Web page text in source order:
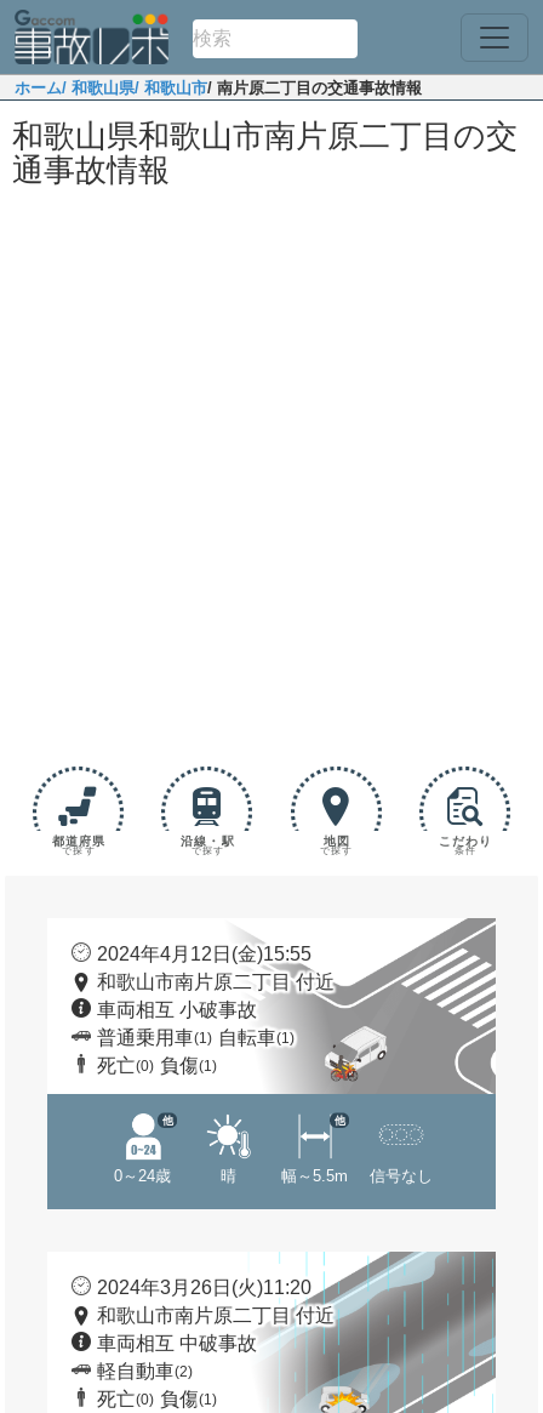
ホーム/ 和歌山県/ 和歌山市/ 南片原二丁目の交通事故情報
和歌山県和歌山市南片原二丁目の交
通事故情報
都道府県
で探す
沿線・駅
で探す
地図
で探す
こだわり
条件
2024年4月12日(金)15:55
和歌山市南片原二丁目 付近
車両相互 小破事故
普通乗用車(1) 自転車(1)
死亡(0) 負傷(1)
0～24歳
他
晴 幅～5.5m
他
信号なし
2024年3月26日(火)11:20
和歌山市南片原二丁目 付近
車両相互 中破事故
軽自動車(2)
死亡(0) 負傷(1)